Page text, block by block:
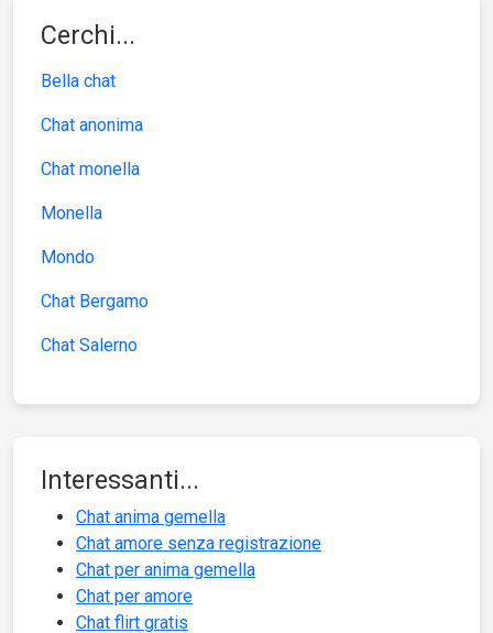
Cerchi...
Bella chat
Chat anonima
Chat monella
Monella
Mondo
Chat Bergamo
Chat Salerno
Interessanti...
Chat anima gemella
Chat amore senza registrazione
Chat per anima gemella
Chat per amore
Chat flirt gratis